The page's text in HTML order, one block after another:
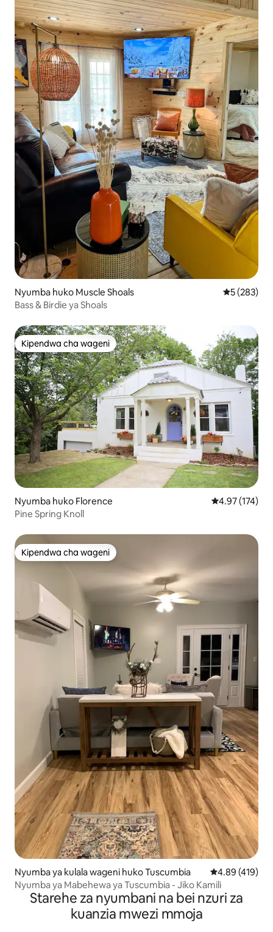
Nyumba huko Muscle Shoals Ukadiriaji
5 (283)
Bass & Birdie ya Shoals
Kipendwa cha wageni
Kipendwa cha wageni
Nyumba huko Florence Ukadiriaji wa
4.97 (174)
Pine Spring Knoll
Kipendwa cha wageni
Kipendwa cha wageni
Nyumba ya kulala wageni huko Tuscumbia Ukadiriaji wa
4.89 (419)
Nyumba ya Mabehewa ya Tuscumbia - Jiko Kamili
Starehe za nyumbani na bei nzuri za
kuanzia mwezi mmoja